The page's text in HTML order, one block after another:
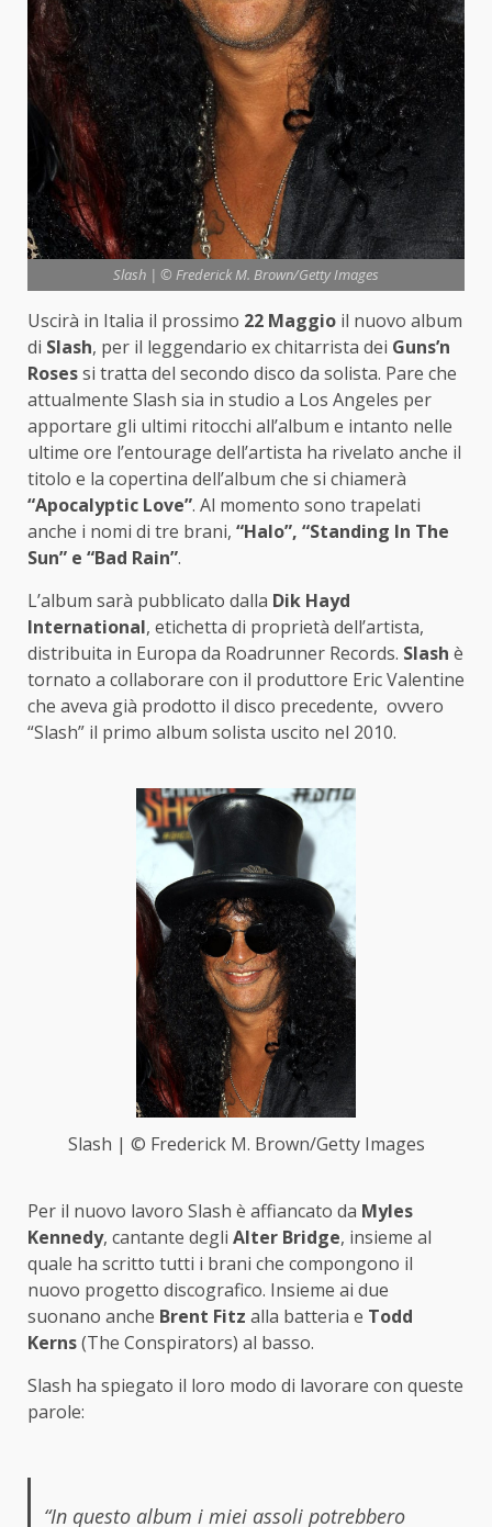
Slash | © Frederick M. Brown/Getty Images
Uscirà in Italia il prossimo 22 Maggio il nuovo album
di Slash, per il leggendario ex chitarrista dei Guns’n
Rosessi tratta del secondo disco da solista. Pare che
attualmente Slash sia in studio a Los Angeles per
apportare gli ultimi ritocchi all’album e intanto nelle
ultime ore l’entourage dell’artista ha rivelato anche il
titolo e la copertina dell’album che si chiamerà
“Apocalyptic Love”. Al momento sono trapelati
anche i nomi di tre brani, “Halo”, “Standing In The
Sun” e “Bad Rain”.
L’album sarà pubblicato dalla Dik Hayd
International, etichetta di proprietà dell’artista,
distribuita in Europa da Roadrunner Records. Slash è
tornato a collaborare con il produttore Eric Valentine
che aveva già prodotto il disco precedente, ovvero
“Slash” il primo album solista uscito nel 2010.
Slash | © Frederick M. Brown/Getty Images
Per il nuovo lavoro Slash è affiancato da Myles
Kennedy, cantante degli Alter Bridge, insieme al
quale ha scritto tutti i brani che compongono il
nuovo progetto discografico. Insieme ai due
suonano anche Brent Fitz alla batteria e Todd
Kerns(The Conspirators) al basso.
Slash ha spiegato il loro modo di lavorare con queste
parole:
“In questo album i miei assoli potrebbero